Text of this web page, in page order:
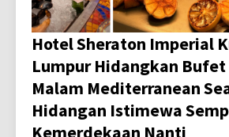
Hotel Sheraton Imperial
Lumpur Hidangkan Bufet
Malam Mediterranean
Hidangan Istimewa
Kemerdekaan Nanti